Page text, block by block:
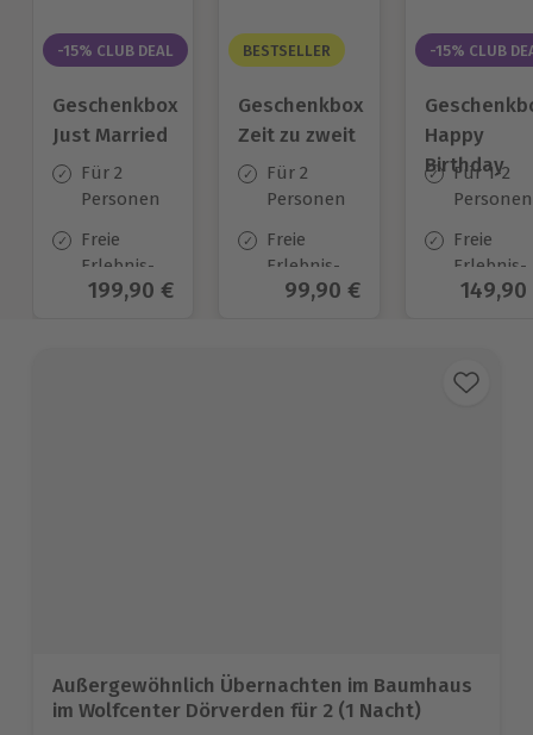
-15% CLUB DEAL
Geschenkbox
Just Married
Für 2
Personen
Freie
Erlebnis-
Auswahl
Aktueller Preis
199,90 €
BESTSELLER
Geschenkbox
Zeit zu zweit
Für 2
Personen
Freie
Erlebnis-
Auswahl
Aktueller Preis
99,90 €
-15% CLUB
Happy
Birthday
Für 1-2
Personen
Freie
Erlebnis-
Auswahl
149,90
Außergewöhnlich Übernachten im Baumhaus
im Wolfcenter Dörverden für 2 (1 Nacht)